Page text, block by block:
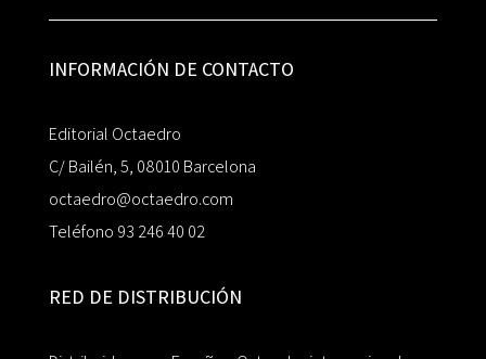
INFORMACIÓN DE CONTACTO
Editorial Octaedro
C/ Bailén, 5, 08010 Barcelona
octaedro@octaedro.com
Teléfono 93 246 40 02
RED DE DISTRIBUCIÓN